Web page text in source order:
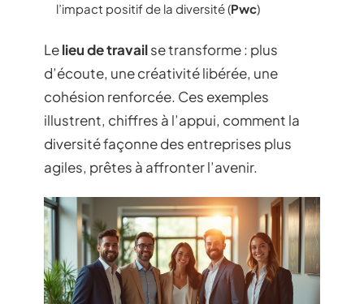
l’impact positif de la diversité (Pwc)
Lelieu de travailse transforme : plus
d’écoute, une créativité libérée, une
cohésion renforcée. Ces exemples
illustrent, chiffres à l’appui, comment la
diversité façonne des entreprises plus
agiles, prêtes à affronter l’avenir.